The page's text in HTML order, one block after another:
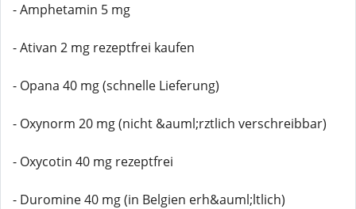
- Amphetamin 5 mg
- Ativan 2 mg rezeptfrei kaufen
- Opana 40 mg (schnelle Lieferung)
- Oxynorm 20 mg (nicht &auml;rztlich verschreibbar)
- Oxycotin 40 mg rezeptfrei
- Duromine 40 mg (in Belgien erh&auml;ltlich)